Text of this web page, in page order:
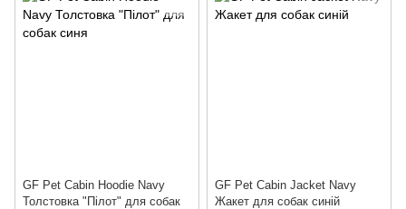
GF Pet Cabin Hoodie Navy
Толстовка "Пілот" для собак
GF Pet Cabin Jacket Navy
Жакет для собак синій